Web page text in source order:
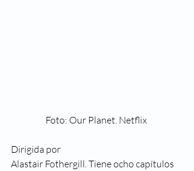
Foto: Our Planet. Netflix
Dirigida por
Alastair Fothergill. Tiene ocho capítulos